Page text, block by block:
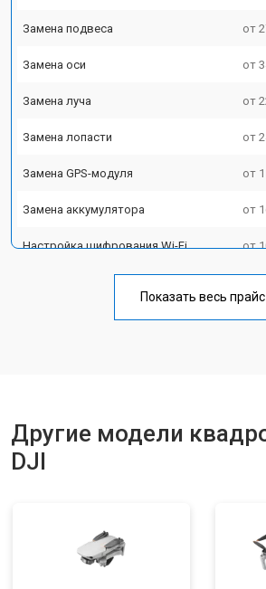
Замена подвеса от
Замена оси от
Замена луча от
Замена лопасти от
Замена GPS-модуля от
Замена аккумулятора от
Настройка шифрования Wi-Fi от
Замена материнской платы от
Показать весь прайс
Другие модели
DJI